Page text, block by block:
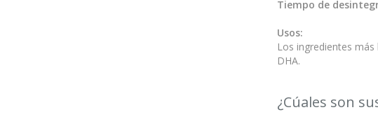
Tiempo de
Usos:
Los ingredientes
DHA.
¿Cúales son